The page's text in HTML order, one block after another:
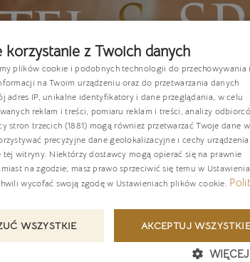
z Twoich danych
plików cookie i podobnych technologii do przechowywania i
na Twoim urządzeniu oraz do przetwarzania danych
adres IP, unikalne identyfikatory i dane przeglądania, w celu
reklam i treści, pomiaru reklam i treści, analizy
stron trzecich (1881) mogą również przetwarzać Twoje dane
precyzyjne dane geolokalizacyjne i cechy
tej witryny. Niektórzy dostawcy mogą opierać się na prawnie
na zgodzie; masz prawo sprzeciwić się temu w
wycofać swoją zgodę w Ustawieniach plików cookie
AKCEPTUJ WSZYSTKIE
WSZYSTKIE